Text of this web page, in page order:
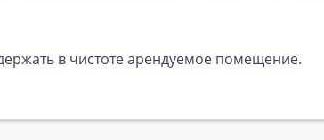
в чистоте арендуемое помещение.